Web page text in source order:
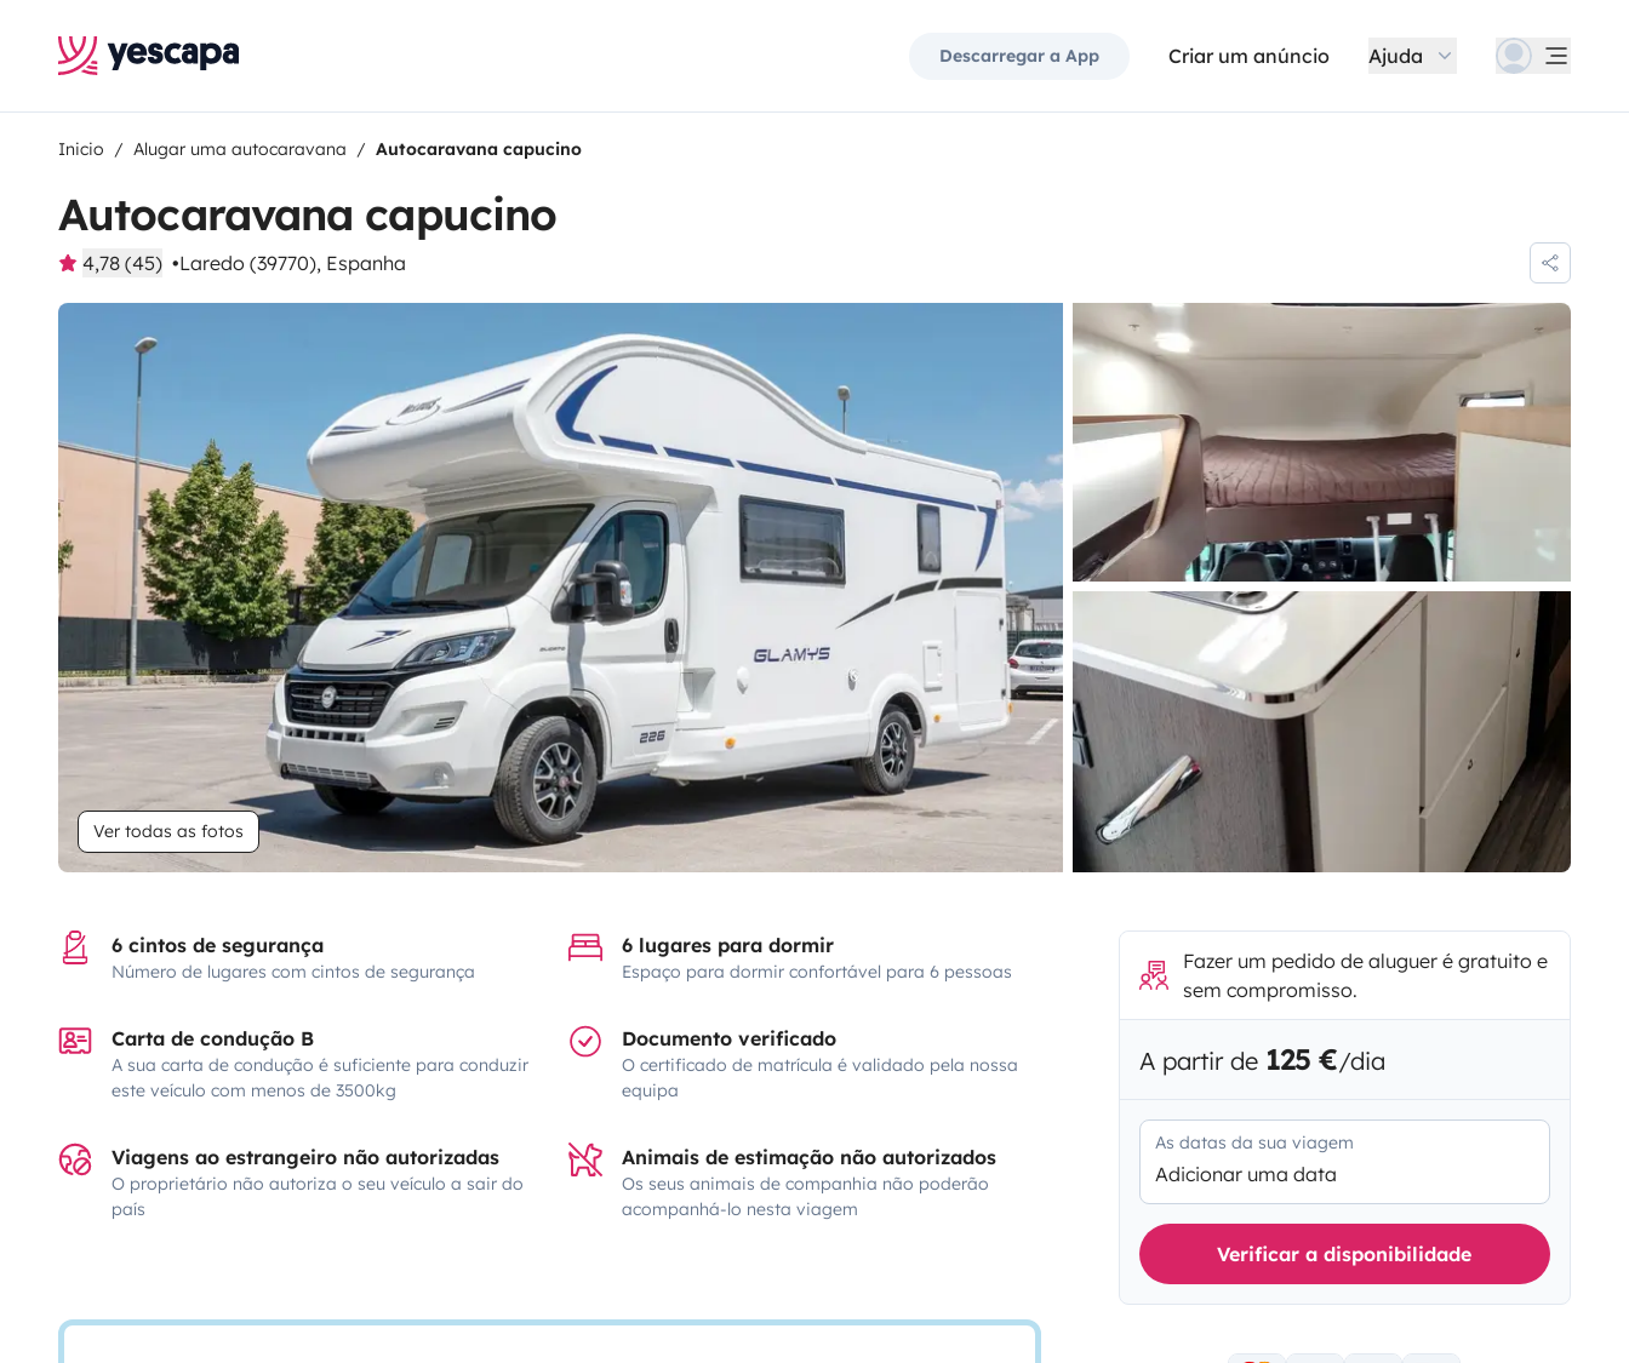
Descarregar a App Criar um anúncio Ajuda
Inicio Alugar uma autocaravana Autocaravana capucino
Autocaravana capucino
4,78 (45) Laredo (39770), Espanha
Ver todas as fotos
6 cintos de segurança
Número de lugares com cintos de segurança
6 lugares para dormir
Espaço para dormir confortável para 6 pessoas
Carta de condução B
A sua carta de condução é suficiente para conduzir
este veículo com menos de 3500kg
Documento verificado
O certificado de matrícula é validado pela nossa
equipa
Viagens ao estrangeiro não autorizadas
O proprietário não autoriza o seu veículo a sair do
país
Animais de estimação não autorizados
Os seus animais de companhia não poderão
acompanhá-lo nesta viagem
Fazer um pedido de aluguer é gratuito e
sem compromisso.
A partir de 125 €/dia
As datas da sua viagem
Adicionar uma data
Verificar a disponibilidade